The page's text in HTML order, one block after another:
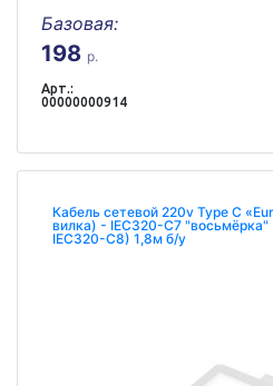
Базовая:
198 р.
Арт.:
00000000914
Кабель сетевой 220v Type С
вилка) - IEC320-C7
IEC320-C8) 1,8м б/у